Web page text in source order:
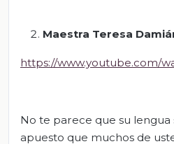
Maestra Teresa
https://www.youtube.com/
No te parece que su lengua
apuesto que muchos de